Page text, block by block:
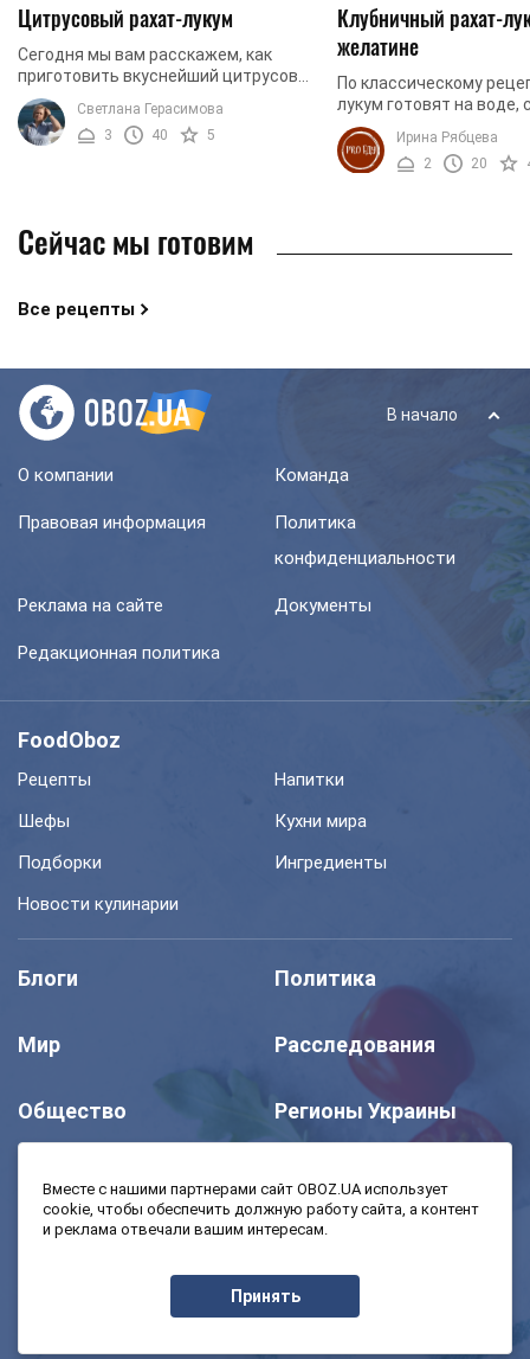
Цитрусовый рахат-лукум
Сегодня мы вам расскажем, как
приготовить вкуснейший цитрусовый
рахат-лукум. Этот десерт получается
невероятно аппетитным, ведь имеет
яркий цвет. ...
Светлана Герасимова
3
40 5
Клубничный рахат-
желатине
По классическому
лукум готовят на воде,
крахмале. Однако,
и не сложный, но
предлагаем вам ...
Ирина Рябцева
2
20
Сейчас мы готовим
Все рецепты
В начало
О компании Команда
Правовая информация
Политика
конфиденциальности
Реклама на сайте Документы
Редакционная политика
FoodOboz
Рецепты
Напитки
Шефы
Кухни мира
Подборки
Ингредиенты
Новости кулинарии
Блоги Политика
Мир Расследования
Общество Регионы Украины
Моя школа Авто
Экономика
Вместе с нашими партнерами сайт OBOZ.UA использует
cookie, чтобы обеспечить должную работу сайта, а контент
и реклама отвечали вашим интересам.
Принять